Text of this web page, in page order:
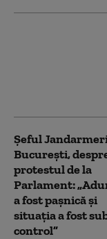
Șeful
Bucureşti,
protestul de la
Parlament:
a fost paşnică şi
situaţia a fost
control”